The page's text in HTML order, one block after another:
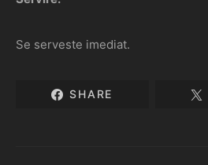
Se serveste imediat.
SHARE